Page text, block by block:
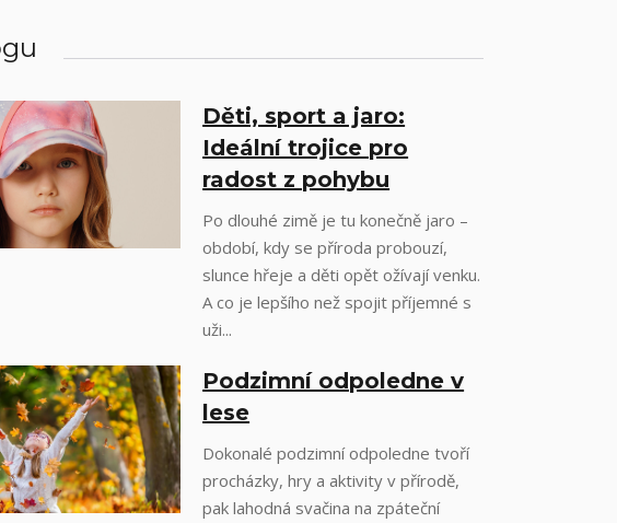
Děti, sport a jaro:
Ideální trojice pro
radost z pohybu
Po dlouhé zimě je tu konečně jaro –
období, kdy se příroda probouzí,
slunce hřeje a děti opět ožívají venku.
A co je lepšího než spojit příjemné s
uži...
Podzimní odpoledne v
lese
Dokonalé podzimní odpoledne tvoří
procházky, hry a aktivity v přírodě,
pak lahodná svačina na zpáteční